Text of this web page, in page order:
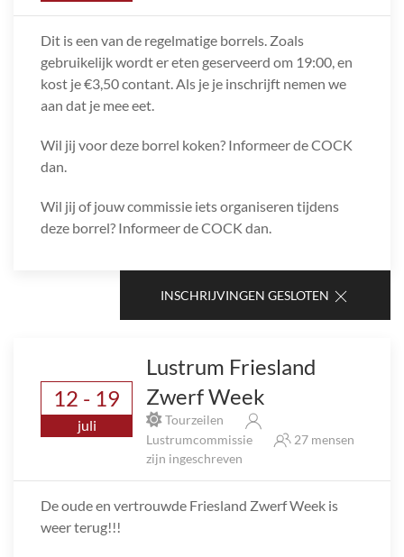
Dit is een van de regelmatige borrels. Zoals
gebruikelijk wordt er eten geserveerd om 19:00, en
kost je €3,50 contant. Als je je inschrijft nemen we
aan dat je mee eet.
Wil jij voor deze borrel koken? Informeer de COCK
dan.
Wil jij of jouw commissie iets organiseren tijdens
deze borrel? Informeer de COCK dan.
INSCHRIJVINGEN GESLOTEN
12 - 19
juli
Lustrum Friesland
Zwerf Week
Tourzeilen
Lustrumcommissie
27 mensen
zijn ingeschreven
De oude en vertrouwde Friesland Zwerf Week is
weer terug!!!